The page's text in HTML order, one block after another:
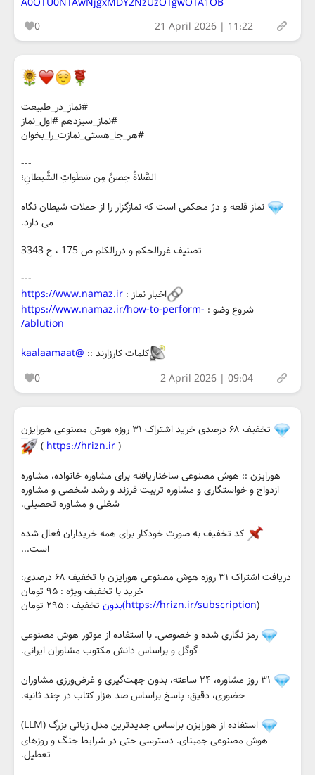
0
21 April 2026 | 11:22
#نماز_در_طبیعت
#نماز_سیزدهم #اول_نماز
#هر_جا_هستی_نمازت_را_بخوان
---
الصَّلاةُ حِصنٌ مِن سَطَواتِ الشَّیطانِ؛
نماز قلعه و دژ محکمی است که نمازگزار را از حملات شیطان نگاه
می دارد.
تصنیف غررالحکم و دررالکلم ص 175 ، ح 3343
---
اخبار نماز : https://www.namaz.ir
شروع وضو : https://www.namaz.ir/how-to-perform-
ablution/
کلمات کارزارند :: @kaalaamaat
0
2 April 2026 | 09:04
تخفیف ۶۸ درصدی خرید اشتراک ۳۱ روزه هوش مصنوعی هورایزن
(
https://hrizn.ir
)
هورایزن :: هوش مصنوعی ساختاریافته برای مشاوره خانواده، مشاوره
ازدواج و خواستگاری و مشاوره تربیت فرزند و رشد شخصی و مشاوره
شغلی و مشاوره تحصیلی.
کد تخفیف به صورت خودکار برای همه خریداران فعال شده
است...
دریافت اشتراک ۳۱ روزه هوش مصنوعی هورایزن با تخفیف ۶۸ درصدی:
خرید با تخفیف ویژه : ۹۵ تومان
(https://hrizn.ir/subscription)بدون
تخفیف : ۲۹۵ تومان
رمز نگاری شده و خصوصی. با استفاده از موتور هوش مصنوعی
گوگل و براساس دانش مکتوب مشاوران ایرانی.
۳۱ روز مشاوره، ۲۴ ساعته، بدون جهت‌گیری و غرض‌ورزی مشاوران
حضوری، دقیق، پاسخ براساس صد هزار کتاب در چند ثانیه.
استفاده از هورایزن براساس جدیدترین مدل زبانی بزرگ (LLM)
هوش مصنوعی جمینای. دسترسی حتی در شرایط جنگ و روزهای
تعطیل.